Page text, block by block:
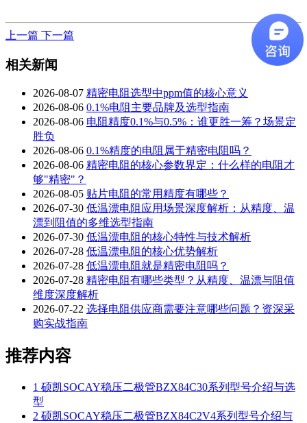
上一篇 下一篇
相关新闻
2026-08-07 精密电阻选型中ppm值的核心意义
2026-08-06 0.1%电阻主要品牌及选型指南
2026-08-06 电阻精度0.1%与0.5%：谁更胜一筹？场景定
胜负
2026-08-06 0.1%精度的电阻属于精密电阻吗？
2026-08-06 精密电阻的核心参数界定：什么样的电阻才
够"精密"？
2026-08-05 贴片电阻的常用精度有哪些？
2026-07-30 低温漂电阻应用场景深度解析：从精度、温
漂到阻值的多维选型指南
2026-07-30 低温漂电阻的核心特性与技术解析
2026-07-28 低温漂电阻的核心优势解析
2026-07-28 低温漂电阻就是精密电阻吗？
2026-07-28 精密电阻有哪些类型？从精度、温漂与阻值
维度深度解析
2026-07-22 选择电阻供应商需要注意哪些问题？资深采
购实战指南
推荐内容
1 硕凯SOCAY稳压二极管BZX84C30系列型号介绍与选
型
2 硕凯SOCAY稳压二极管BZX84C2V4系列型号介绍与